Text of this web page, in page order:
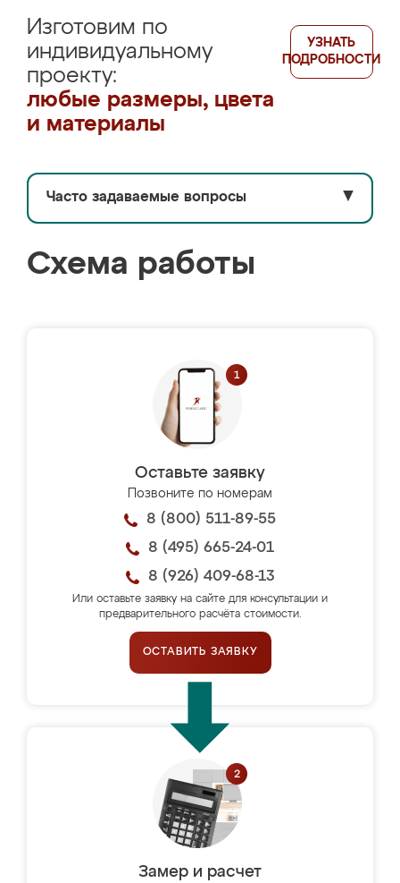
Изготовим по
индивидуальному
проекту:
любые размеры, цвета
и материалы
УЗНАТЬ
ПОДРОБНОСТИ
Часто задаваемые вопросы ▼
Схема работы
Оставьте заявку
Позвоните по номерам
8 (800) 511-89-55
8 (495) 665-24-01
8 (926) 409-68-13
Или оставьте заявку на сайте для консультации и
предварительного расчёта стоимости.
ОСТАВИТЬ ЗАЯВКУ
Замер и расчет